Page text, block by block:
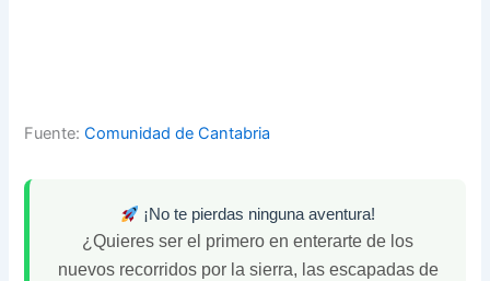
Fuente:Comunidad de Cantabria
¡No te pierdas ninguna aventura!
¿Quieres ser el primero en enterarte de los
nuevos recorridos por la sierra, las escapadas de